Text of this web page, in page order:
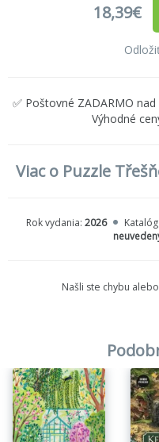
18,39€
✅ Poštovné ZADARMO
Výhodné
Viac o Puzzle
Rok vydania: 2026
Našli ste chybu